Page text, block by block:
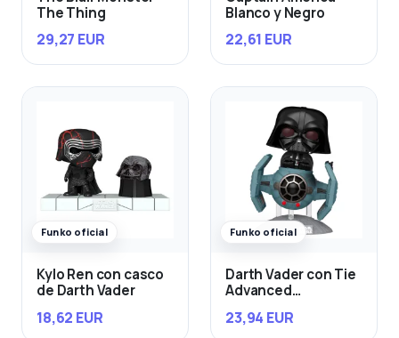
The Thing
29,27 EUR
Blanco y Negro
22,61 EUR
Funko oficial
Kylo Ren con casco
de Darth Vader
18,62 EUR
Funko oficial
Darth Vader con Tie
Advanced
23,94 EUR